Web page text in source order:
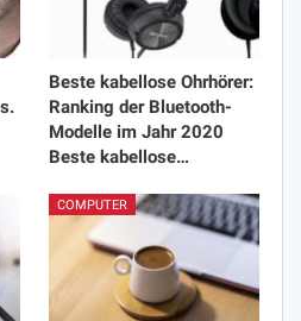
Beste kabellose Ohrhörer:
Ranking der Bluetooth-
Modelle im Jahr 2020
Beste kabellose…
COMPUTER